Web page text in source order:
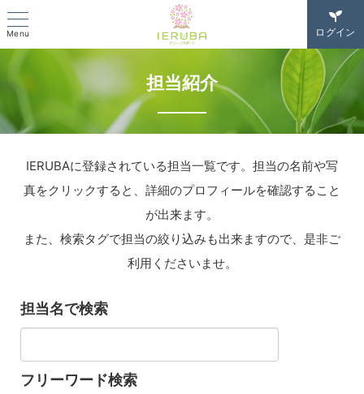
Menu ログイン
担当紹介
IERUBAに登録されている担当一覧です。担当の名前や写
真をクリックすると、詳細のプロフィールを確認すること
が出来ます。
また、検索タグで担当の絞り込みも出来ますので、是非ご
利用くださいませ。
担当名で検索
フリーワード検索